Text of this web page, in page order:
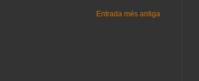
Entrada més antiga